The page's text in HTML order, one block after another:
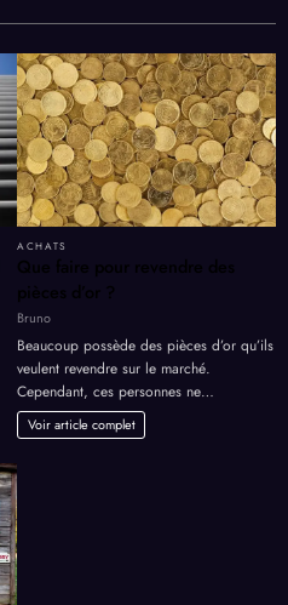
ACHATS
Que faire pour revendre des
pièces d’or ?
Bruno
Beaucoup possède des pièces d’or qu’ils
veulent revendre sur le marché.
Cependant, ces personnes ne…
Voir article complet